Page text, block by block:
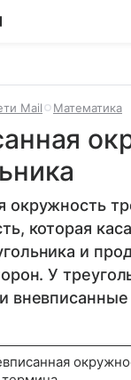
Mail Математика
окружность
которая
и
У